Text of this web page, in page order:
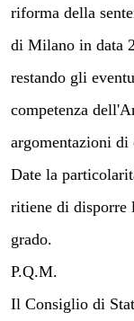
riforma della
di Milano in data
restando gli
competenza
argomentazioni di
Date la
ritiene di disporre
grado.
P.Q.M.
Il Consiglio di